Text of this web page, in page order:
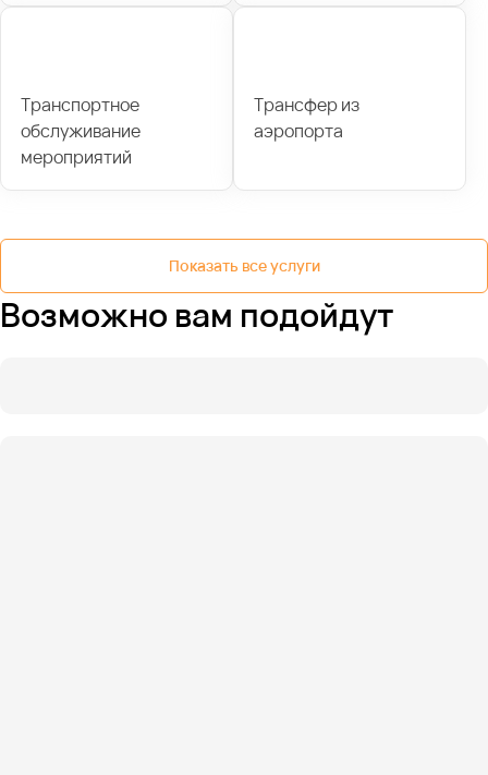
Транспортное
обслуживание
мероприятий
Трансфер из
аэропорта
Показать все услуги
Возможно вам подойдут